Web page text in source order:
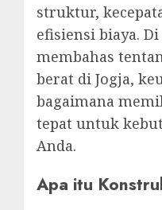
struktur,
efisiensi biaya.
membahas
berat di Jogja,
bagaimana
tepat untuk
Anda.
Apa itu